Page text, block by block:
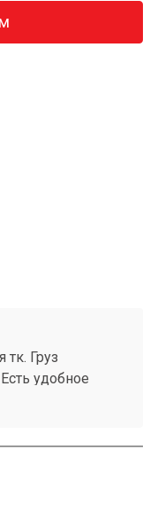
Груз
удобное